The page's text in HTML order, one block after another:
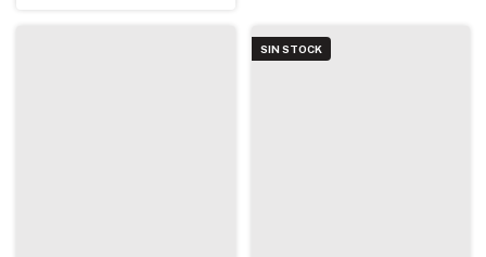
SIN STOCK